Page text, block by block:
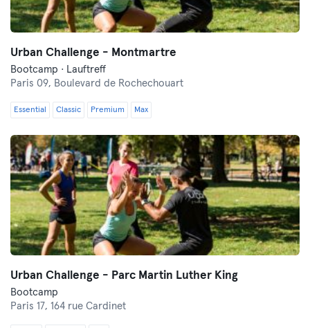
Urban Challenge - Montmartre
Bootcamp · Lauftreff
Paris 09, Boulevard de Rochechouart
Essential Classic Premium Max
Urban Challenge - Parc Martin Luther King
Bootcamp
Paris 17, 164 rue Cardinet